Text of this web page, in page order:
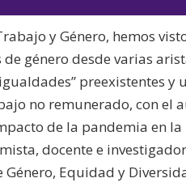
audio
y Género, hemos
género desde varias
preexistentes y
no remunerado, con el
de la pandemia en
docente e
Equidad y